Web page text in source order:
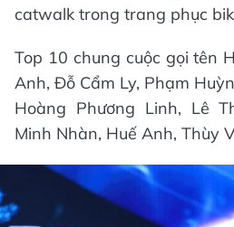
catwalk trong trang phục
Top 10 chung cuộc gọi tên
Anh, Đỗ Cẩm Ly, Phạm
Hoàng Phương Linh, Lê
Minh Nhàn, Huế Anh, Thùy